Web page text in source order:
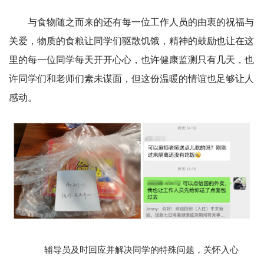
与食物随之而来的还有每一位工作人员的由衷的祝福与
关爱，物质的食粮让同学们驱散饥饿，精神的鼓励也让在这
里的每一位同学每天开开心心，也许健康监测只有几天，也
许同学们和老师们素未谋面，但这份温暖的情谊也足够让人
感动。
辅导员及时回应并解决同学的特殊问题，关怀入心